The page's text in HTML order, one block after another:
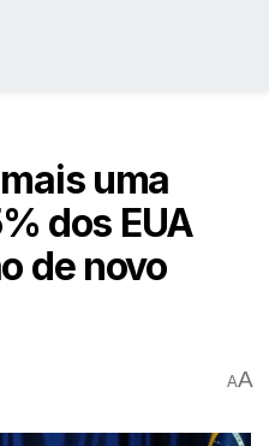
uma
dos EUA
de novo
AA